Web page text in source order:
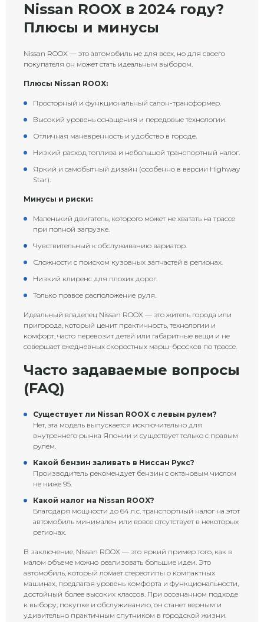
Nissan ROOX в 2024 году?
Плюсы и минусы
Nissan ROOX — это автомобиль не для всех, но для своего
покупателя он может стать идеальным выбором.
Плюсы Nissan ROOX:
Просторный и функциональный салон-трансформер.
Высокий уровень оснащения и передовые технологии.
Отличная маневренность и удобство в городе.
Низкий расход топлива и небольшой транспортный налог.
Яркий и самобытный дизайн (особенно в версии Highway
Star).
Минусы и риски:
Маленький двигатель, которого может не хватать на трассе
при полной загрузке.
Чувствительный к обслуживанию вариатор.
Сложности с поиском кузовных запчастей в регионах.
Низкий клиренс для плохих дорог.
Только правое расположение руля.
Идеальный владелец Nissan ROOX — это житель города или
пригорода, который ценит практичность, технологии и
комфорт, часто перевозит детей или габаритные вещи и не
совершает ежедневных скоростных марш-бросков по трассе.
Часто задаваемые вопросы
(FAQ)
Существует ли Nissan ROOX с левым рулем?
Нет, эта модель выпускается исключительно для
внутреннего рынка Японии и существует только с правым
рулем.
Какой бензин заливать в Ниссан Рукс?
Производитель рекомендует бензин с октановым числом
не ниже 95.
Какой налог на Nissan ROOX?
Благодаря мощности до 64 л.с. транспортный налог на этот
автомобиль минимален или вовсе отсутствует в некоторых
регионах.
В заключение, Nissan ROOX — это яркий пример того, как в
малом объеме можно реализовать большие идеи. Это
автомобиль, который ломает стереотипы о компактных
машинах, предлагая уровень комфорта и функциональности,
достойный более высоких классов. При осознанном подходе
к выбору, покупке и обслуживанию, он станет верным и
удивительно практичным спутником в городской жизни.